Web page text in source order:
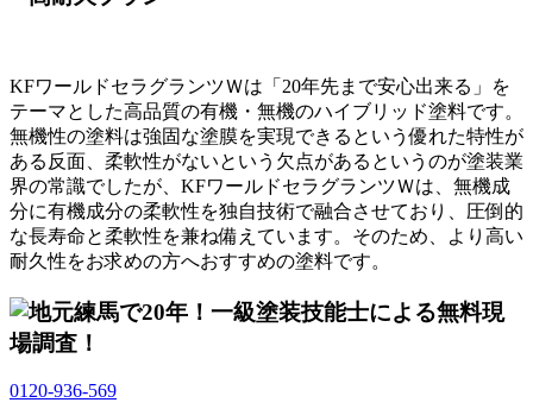
KFワールドセラグランツＷは「20年先まで安心出来る」を
テーマとした高品質の有機・無機のハイブリッド塗料です。
無機性の塗料は強固な塗膜を実現できるという優れた特性が
ある反面、柔軟性がないという欠点があるというのが塗装業
界の常識でしたが、KFワールドセラグランツＷは、無機成
分に有機成分の柔軟性を独自技術で融合させており、 圧倒的
な長寿命と柔軟性を兼ね備えています。 そのため、より高い
耐久性をお求めの方へおすすめの塗料です。
0120-936-569